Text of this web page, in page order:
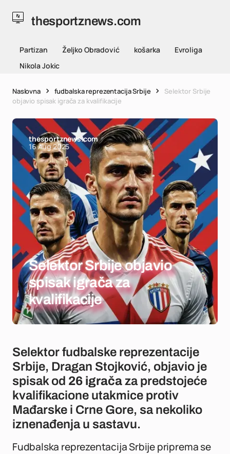
thesportznews.com
Partizan Željko Obradović košarka
Evroliga
Nikola Jokic
Naslovna fudbalska reprezentacija Srbije
Selektor Srbije
objavio spisak igrača za kvalifikacije
thesportznews.com
16 Aug 2025
Selektor Srbije objavio
spisak igrača za
kvalifikacije
Selektor fudbalske reprezentacije
Srbije, Dragan Stojković, objavio je
spisak od 26 igračaza predstojeće
kvalifikacione utakmice protiv
Mađarske i Crne Gore, sa nekoliko
iznenađenja u sastavu.
Fudbalska reprezentacija Srbije priprema se